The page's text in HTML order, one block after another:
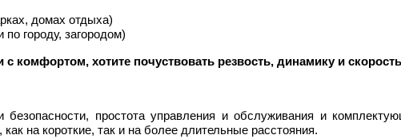
домах отдыха)
по городу, загородом)
комфортом, хотите почуствовать резвость, динамику и
простота управления и обслуживания и
на короткие, так и на более длительные расстояния.